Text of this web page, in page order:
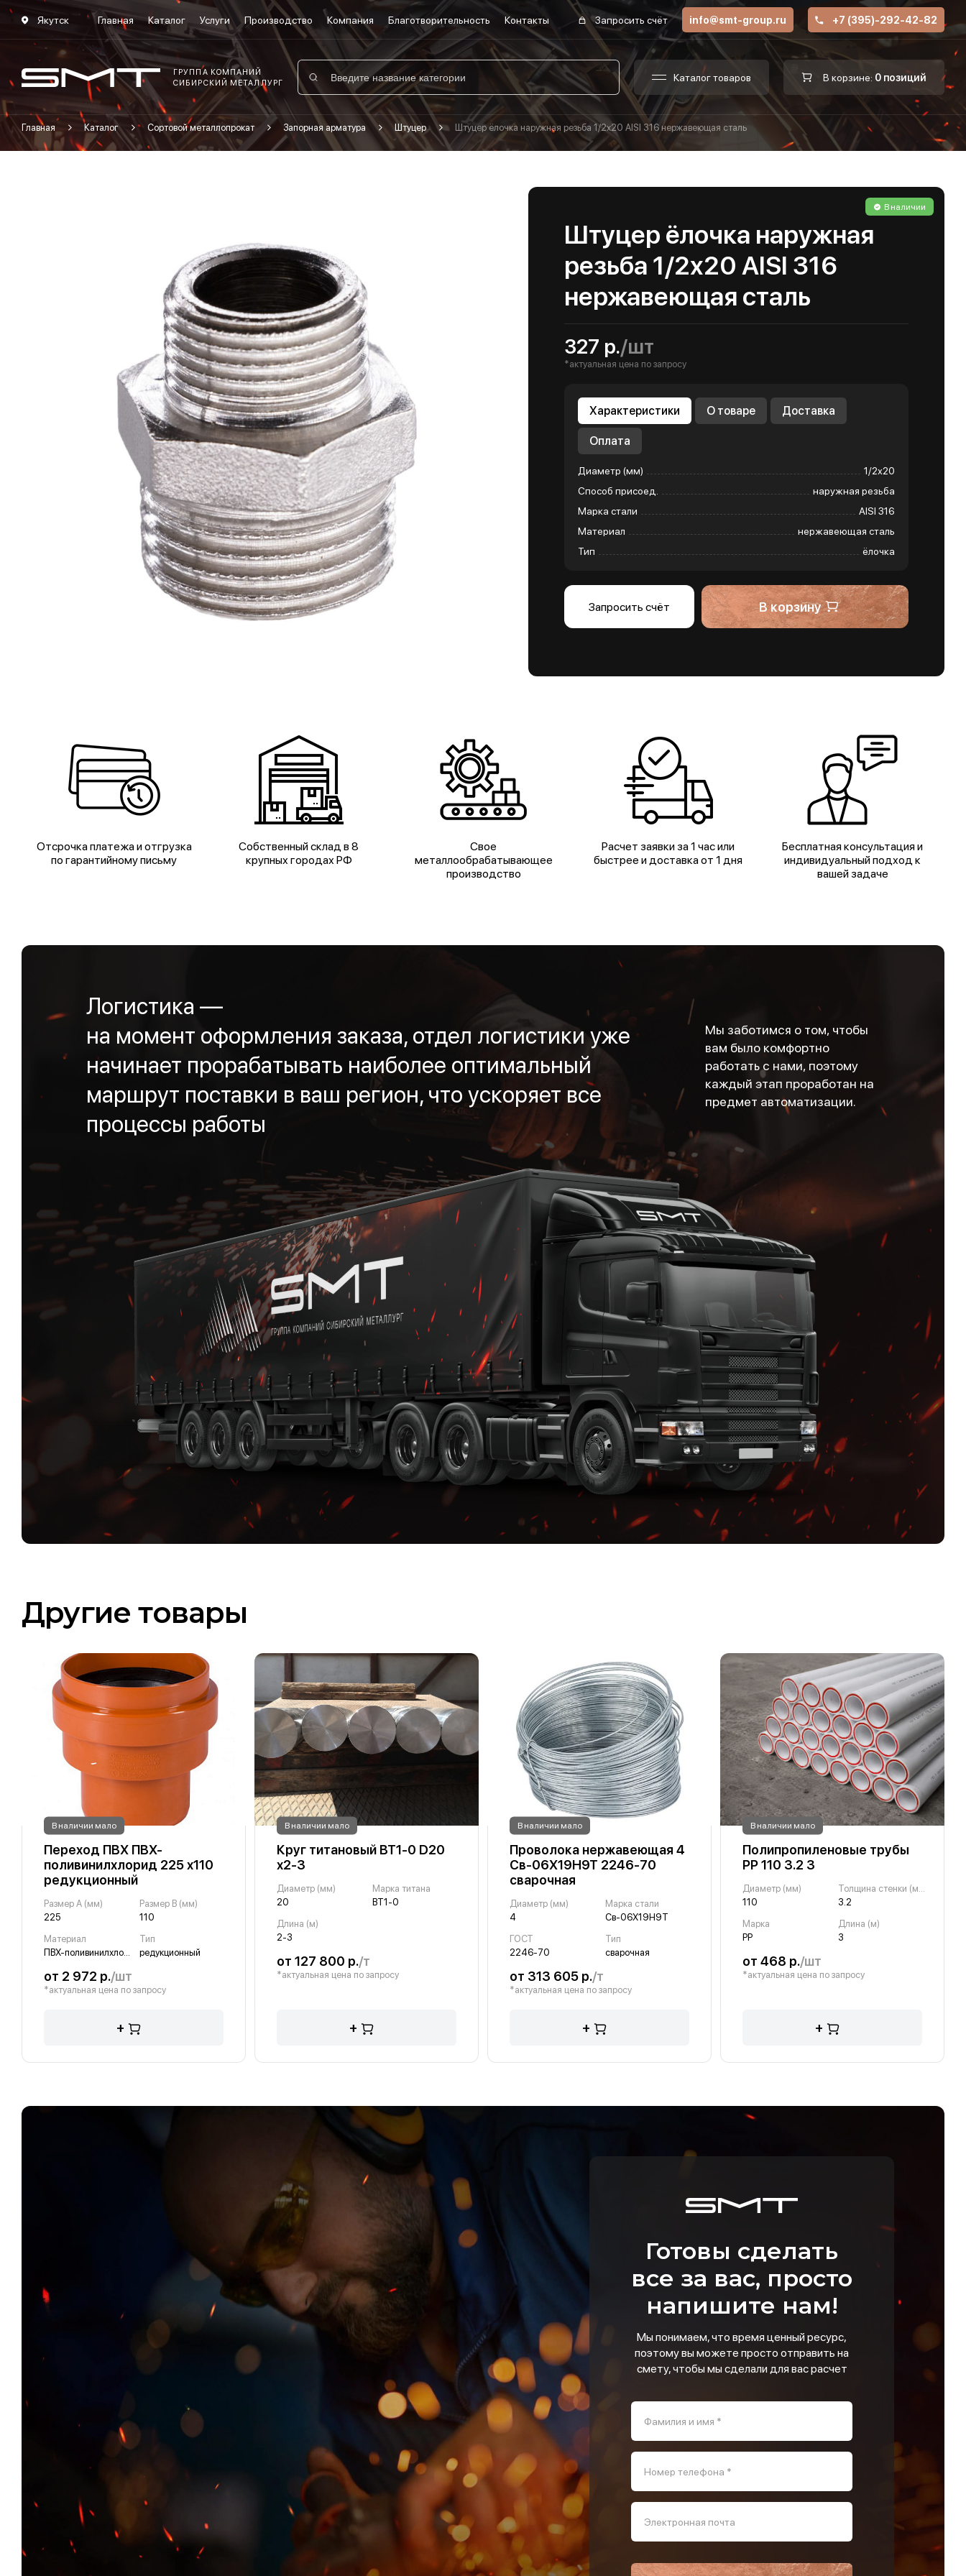
Якутск Главная Каталог Услуги Производство Компания Благотворительность Контакты Запросить счёт info@smt-group.ru +7 (395)-292-42-82
ГРУППА КОМПАНИЙ
СИБИРСКИЙ МЕТАЛЛУРГ
Каталог товаров В корзине: 0 позиций
Главная Каталог Сортовой металлопрокат Запорная арматура Штуцер Штуцер ёлочка наружная резьба 1/2х20 AISI 316 нержавеющая сталь
В наличии
Штуцер ёлочка наружная
резьба 1/2х20 AISI 316
нержавеющая сталь
327 р./шт
*актуальная цена по запросу
Характеристики О товаре Доставка
Оплата
Диаметр (мм)
1/2х20
Способ присоед.
наружная резьба
Марка стали
AISI 316
Материал
нержавеющая сталь
Тип
ёлочка
Запросить счёт В корзину
Отсрочка платежа и отгрузка
по гарантийному письму
Собственный склад в 8
крупных городах РФ
Свое
металлообрабатывающее
производство
Расчет заявки за 1 час или
быстрее и доставка от 1 дня
Бесплатная консультация и
индивидуальный подход к
вашей задаче
Логистика —
на момент оформления заказа, отдел логистики уже
начинает прорабатывать наиболее оптимальный
маршрут поставки в ваш регион, что ускоряет все
процессы работы
Мы заботимся о том, чтобы
вам было комфортно
работать с нами, поэтому
каждый этап проработан на
предмет автоматизации.
Другие товары
В наличии мало
Переход ПВХ ПВХ-
поливинилхлорид 225 х110
редукционный
Размер A (мм)
225
Размер B (мм)
110
Материал
Тип
редукционный
от 2 972 р./шт
*актуальная цена по запросу
+
В наличии мало
Круг титановый ВТ1-0 D20
х2-3
Диаметр (мм)
20
Марка титана
ВТ1-0
Длина (м)
2-3
от 127 800 р./т
*актуальная цена по запросу
+
В наличии мало
Проволока нержавеющая 4
Св-06Х19Н9Т 2246-70
сварочная
Диаметр (мм)
4
Марка стали
Св-06Х19Н9Т
ГОСТ
2246-70
Тип
сварочная
от 313 605 р./т
*актуальная цена по запросу
+
В наличии мало
Полипропиленовые трубы
PP 110 3.2 3
Диаметр (мм)
110
3.2
Марка
PP
Длина (м)
3
от 468 р./шт
*актуальная цена по запросу
+
Готовы сделать
все за вас, просто
напишите нам!
Мы понимаем, что время ценный ресурс,
поэтому вы можете просто отправить на
смету, чтобы мы сделали для вас расчет
Фамилия и имя *
Номер телефона *
Электронная почта